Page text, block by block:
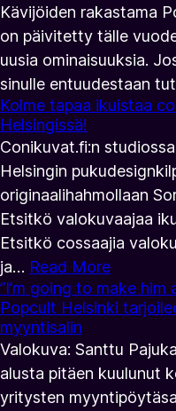
Kävijöiden rakastama
on päivitetty tälle
uusia ominaisuuksia.
sinulle entuudestaan
Kolme tapaa ikuistaa
Helsingissä!
Conikuvat.fi:n
Helsingin
originaalihahmollaan
Etsitkö valokuvaajaa
Etsitkö cossaajia
ja… Read More
”I’m going to make him
Popcult Helsinki
myyntisalin
Valokuva: Santtu
alusta pitäen kuulunut
yritysten